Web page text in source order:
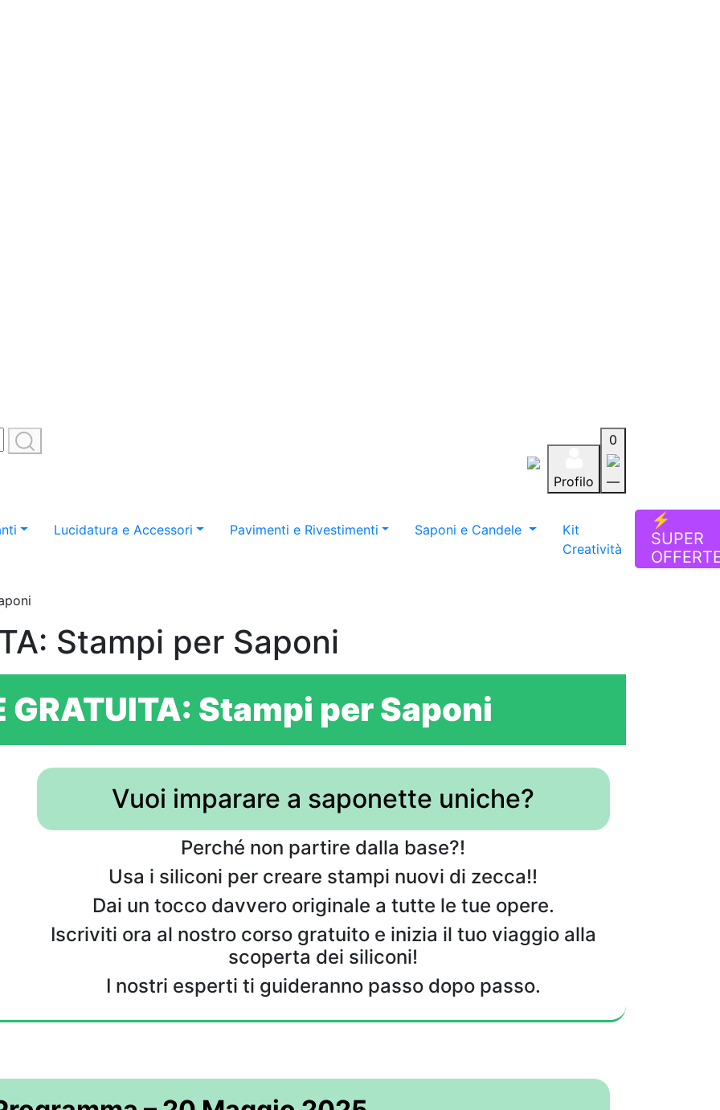
Profilo
0
—
Lucidatura e Accessori Pavimenti e Rivestimenti Saponi e Candele
Kit
Creatività
⚡
SUPER
Stampi per Saponi
GRATUITA: Stampi per Saponi
Vuoi imparare a saponette uniche?
Perché non partire dalla base?!
Usa i siliconi per creare stampi nuovi di zecca!!
Dai un tocco davvero originale a tutte le tue opere.
Iscriviti ora al nostro corso gratuito e inizia il tuo viaggio alla
scoperta dei siliconi!
I nostri esperti ti guideranno passo dopo passo.